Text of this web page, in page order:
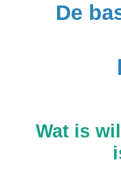
De
Wat is